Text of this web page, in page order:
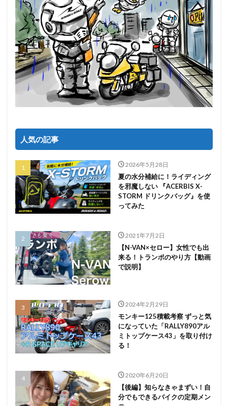
人気の記事
2026年5月28日
夏の水分補給に！ライディング
を邪魔しない 『ACERBIS X-
STORM ドリンクバッグ』を使
ってみた
2021年7月2日
【N-VAN×セロー】女性でも出
来る！トランポのやり方【動画
で説明】
2024年2月29日
モンキー125積載考察 ずっと気
になっていた「RALLY890アル
ミトップケース43」を取り付け
る！
2020年6月20日
【後編】知らなきゃまずい！自
分でもできるバイクの定期メン